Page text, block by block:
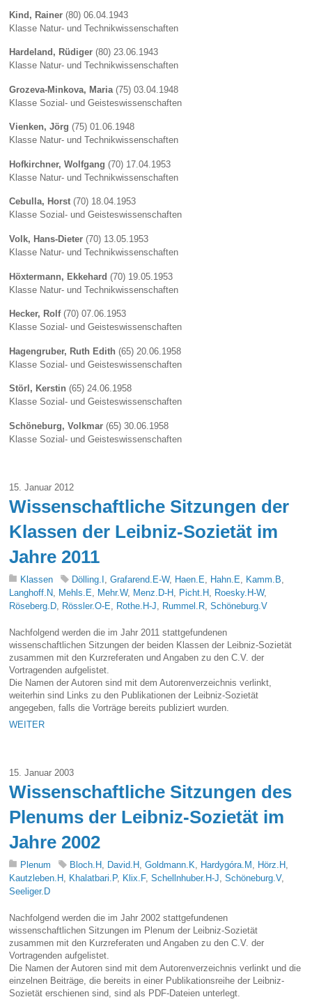
Kind, Rainer (80) 06.04.1943
Klasse Natur- und Technikwissenschaften
Hardeland, Rüdiger (80) 23.06.1943
Klasse Natur- und Technikwissenschaften
Grozeva-Minkova, Maria (75) 03.04.1948
Klasse Sozial- und Geisteswissenschaften
Vienken, Jörg (75) 01.06.1948
Klasse Natur- und Technikwissenschaften
Hofkirchner, Wolfgang (70) 17.04.1953
Klasse Natur- und Technikwissenschaften
Cebulla, Horst (70) 18.04.1953
Klasse Sozial- und Geisteswissenschaften
Volk, Hans-Dieter (70) 13.05.1953
Klasse Natur- und Technikwissenschaften
Höxtermann, Ekkehard (70) 19.05.1953
Klasse Natur- und Technikwissenschaften
Hecker, Rolf(70) 07.06.1953
Klasse Sozial- und Geisteswissenschaften
Hagengruber, Ruth Edith (65) 20.06.1958
Klasse Sozial- und Geisteswissenschaften
Störl, Kerstin (65) 24.06.1958
Klasse Sozial- und Geisteswissenschaften
Schöneburg, Volkmar (65) 30.06.1958
Klasse Sozial- und Geisteswissenschaften
15. Januar 2012
Wissenschaftliche Sitzungen der
Klassen der Leibniz-Sozietät im
Jahre 2011
Klassen Dölling.I ,Grafarend.E-W, Haen.E Hahn.E Kamm.B
Langhoff.N Mehls.E Mehr.W, Menz.D-H Picht.H Roesky.H-W,
Röseberg.D Rössler.O-E Rothe.H-J Rummel.R ,Schöneburg.V
Nachfolgend werden die im Jahr 2011 stattgefundenen
wissenschaftlichen Sitzungen der beiden Klassen der Leibniz-Sozietät
zusammen mit den Kurzreferaten und Angaben zu den C.V. der
Vortragenden aufgelistet.
Die Namen der Autoren sind mit dem Autorenverzeichnis verlinkt,
weiterhin sind Links zu den Publikationen der Leibniz-Sozietät
angegeben, falls die Vorträge bereits publiziert wurden.
WEITER
15. Januar 2003
Wissenschaftliche Sitzungen des
Plenums der Leibniz-Sozietät im
Jahre 2002
Plenum Bloch.H David.H ,Goldmann.K Hardygóra.M Hörz.H
Kautzleben.H
Khalatbari.P, Klix.F,Schellnhuber.H-J ,Schöneburg.V,
Seeliger.D
Nachfolgend werden die im Jahr 2002 stattgefundenen
wissenschaftlichen Sitzungen im Plenum der Leibniz-Sozietät
zusammen mit den Kurzreferaten und Angaben zu den C.V. der
Vortragenden aufgelistet.
Die Namen der Autoren sind mit dem Autorenverzeichnis verlinkt und die
einzelnen Beiträge, die bereits in einer Publikationsreihe der Leibniz-
Sozietät erschienen sind, sind als PDF-Dateien unterlegt.